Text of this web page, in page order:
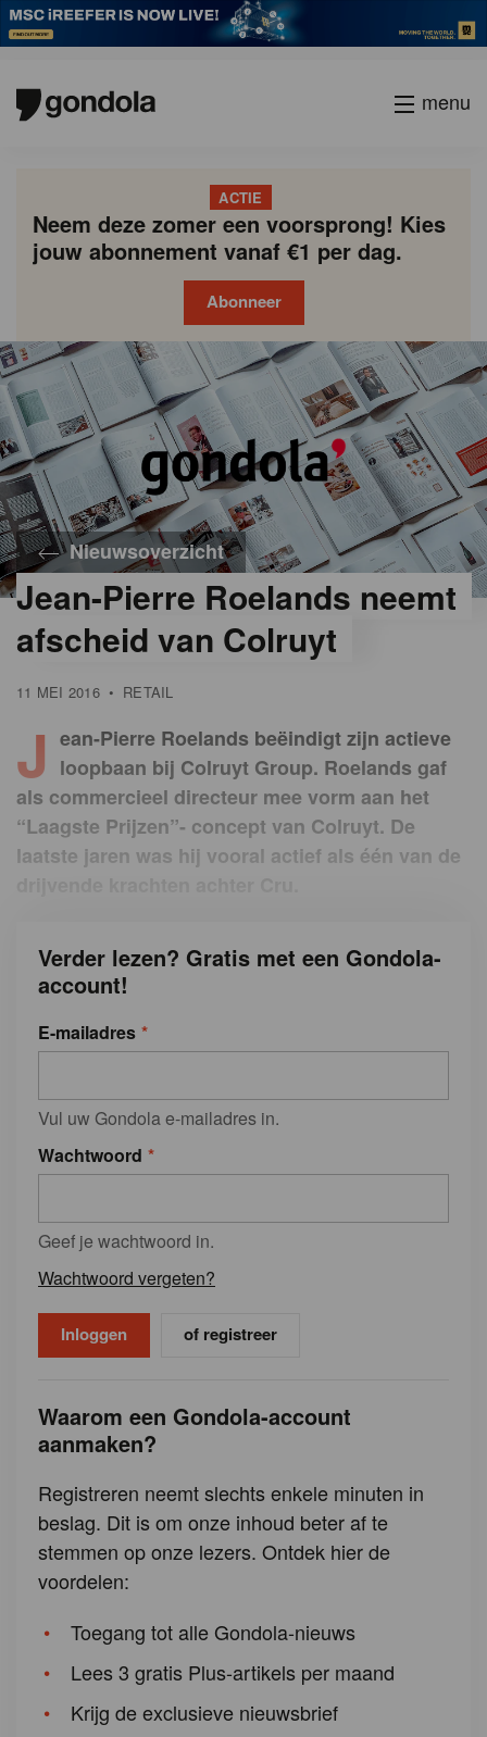
menu
ACTIE
Neem deze zomer een voorsprong! Kies
jouw abonnement vanaf €1 per dag.
Abonneer
Nieuwsoverzicht
Jean-Pierre Roelands neemt
afscheid van Colruyt
11 MEI 2016 • RETAIL
J ean-Pierre Roelands beëindigt zijn actieve
loopbaan bij Colruyt Group. Roelands gaf
als commercieel directeur mee vorm aan het
“Laagste Prijzen”- concept van Colruyt. De
laatste jaren was hij vooral actief als één van de
Verder lezen? Gratis met een Gondola-
account!
E-mailadres
Vul uw Gondola e-mailadres in.
Wachtwoord
Geef je wachtwoord in.
Wachtwoord vergeten?
of registreer
Waarom een Gondola-account
aanmaken?
Registreren neemt slechts enkele minuten in
beslag. Dit is om onze inhoud beter af te
stemmen op onze lezers. Ontdek hier de
voordelen:
Toegang tot alle Gondola-nieuws
Lees 3 gratis Plus-artikels per maand
Krijg de exclusieve nieuwsbrief
Gondola
academy
Gondola
society